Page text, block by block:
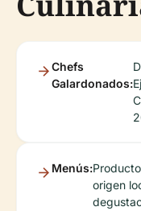
Chefs
Galardonados:
Menús:
origen